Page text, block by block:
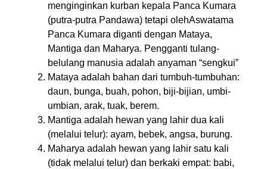
menginginkan kurban kepala Panca Kumara
(putra-putra Pandawa) tetapi olehAswatama
Panca Kumara diganti dengan Mataya,
Mantiga dan Maharya. Pengganti tulang-
belulang manusia adalah anyaman “sengkui”
Mataya adalah bahan dari tumbuh-tumbuhan:
daun, bunga, buah, pohon, biji-bijian, umbi-
umbian, arak, tuak, berem.
Mantiga adalah hewan yang lahir dua kali
(melalui telur): ayam, bebek, angsa, burung.
Maharya adalah hewan yang lahir satu kali
(tidak melalui telur) dan berkaki empat: babi,